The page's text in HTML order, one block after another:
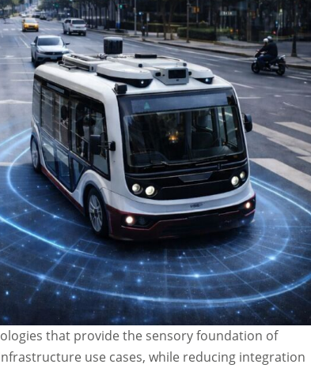
that provide the sensory foundation of
use cases, while reducing integration